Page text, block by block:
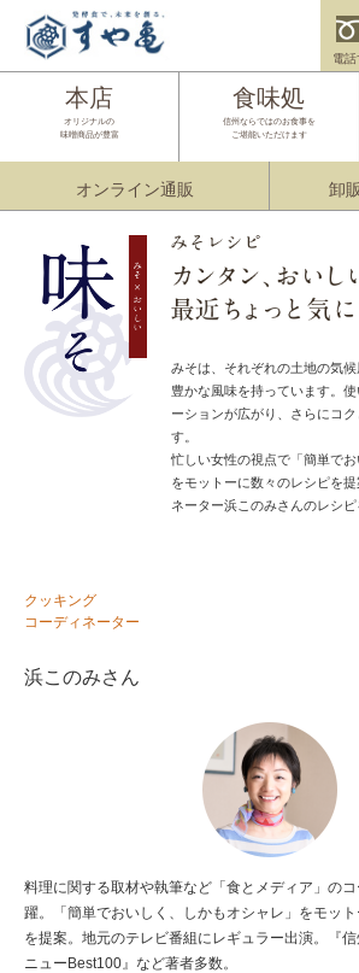
電話
本店
オリジナルの
味噌商品が豊富
食味処
信州ならではのお食事を
ご堪能いただけます
オンライン通販 卸
みそは、それぞれの土地の気
豊かな風味を持っています。
ーションが広がり、さらにコ
す。
忙しい女性の視点で「簡単でお
をモットーに数々のレシピを
ネーター浜このみさんのレシピ
クッキング
コーディネーター
浜このみさん
料理に関する取材や執筆など「食とメディア」の
躍。「簡単でおいしく、しかもオシャレ」をモッ
を提案。地元のテレビ番組にレギュラー出演。『
ニューBest100』など著者多数。